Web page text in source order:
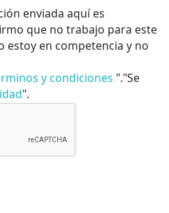
enviada aquí es
que no trabajo para este
estoy en competencia y no
y condiciones "."Se
".